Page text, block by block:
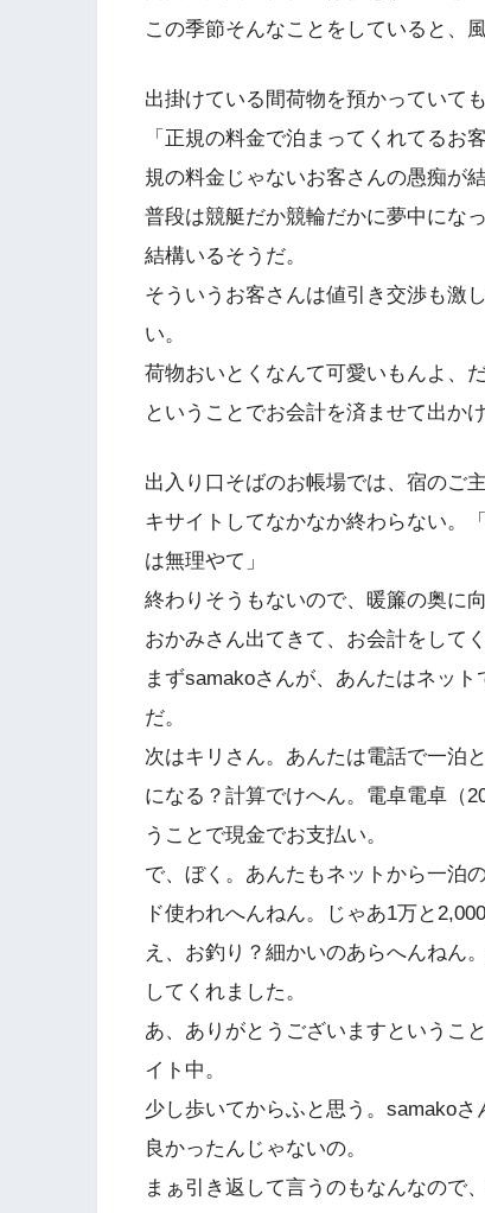
この季節そんなことをしていると、
出掛けている間荷物を預かっていて
「正規の料金で泊まってくれてるお
規の料金じゃないお客さんの愚痴が結
普段は競艇だか競輪だかに夢中にな
結構いるそうだ。
そういうお客さんは値引き交渉も激
い。
荷物おいとくなんて可愛いもんよ、
ということでお会計を済ませて出か
出入り口そばのお帳場では、宿のご
キサイトしてなかなか終わらない。
は無理やて」
終わりそうもないので、暖簾の奥に
おかみさん出てきて、お会計をしてく
まずsamakoさんが、あんたはネッ
だ。
次はキリさん。あんたは電話で一泊
になる？計算でけへん。電卓電卓（
うことで現金でお支払い。
で、ぼく。あんたもネットから一泊
ド使われへんねん。じゃあ1万と
え、お釣り？細かいのあらへんねん
してくれました。
あ、ありがとうございますというこ
イト中。
少し歩いてからふと思う。samako
良かったんじゃないの。
まぁ引き返して言うのもなんなので